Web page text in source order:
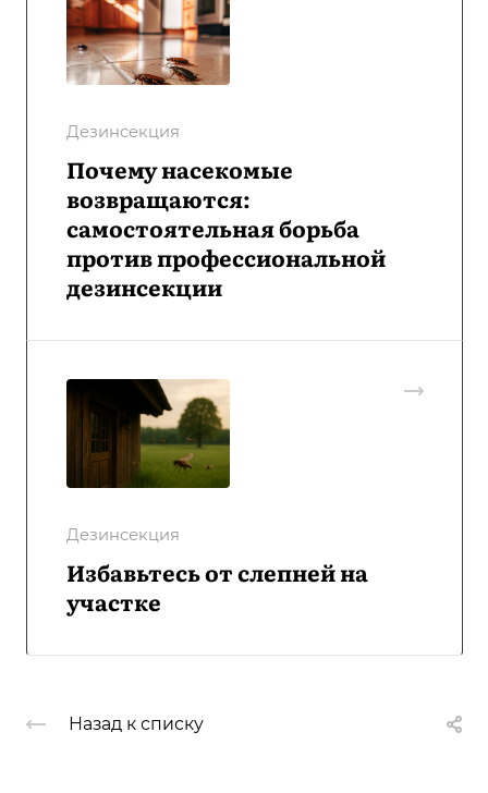
Дезинсекция
Почему насекомые
возвращаются:
самостоятельная борьба
против профессиональной
дезинсекции
Дезинсекция
Избавьтесь от слепней на
участке
Назад к списку